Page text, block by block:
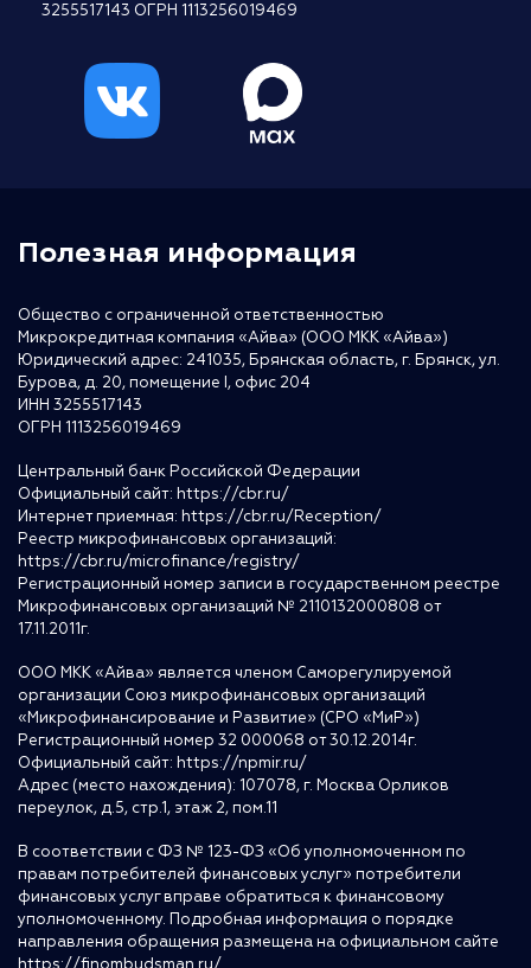
3255517143 ОГРН 1113256019469
Полезная информация
Общество с ограниченной ответственностью
Микрокредитная компания «Айва» (ООО МКК «Айва»)
Юридический адрес: 241035, Брянская область, г. Брянск, ул.
Бурова, д. 20, помещение I, офис 204
ИНН 3255517143
ОГРН 1113256019469
Центральный банк Российской Федерации
Официальный сайт: https://cbr.ru/
Интернет приемная: https://cbr.ru/Reception/
Реестр микрофинансовых организаций:
https://cbr.ru/microfinance/registry/
Регистрационный номер записи в государственном реестре
Микрофинансовых организаций № 2110132000808 от
17.11.2011г.
ООО МКК «Айва» является членом Саморегулируемой
организации Союз микрофинансовых организаций
«Микрофинансирование и Развитие» (СРО «МиР»)
Регистрационный номер 32 000068 от 30.12.2014г.
Официальный сайт: https://npmir.ru/
Адрес (место нахождения): 107078, г. Москва Орликов
переулок, д.5, стр.1, этаж 2, пом.11
В соответствии с ФЗ № 123-ФЗ «Об уполномоченном по
правам потребителей финансовых услуг» потребители
финансовых услуг вправе обратиться к финансовому
уполномоченному. Подробная информация о порядке
направления обращения размещена на официальном сайте